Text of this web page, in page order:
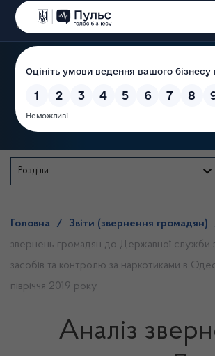
Розділи
Головна / Звіти (звернення громадян)
звернень громадян до Державної служби з
засобів та контролю за наркотиками в
півріччя 2019 року
Аналіз